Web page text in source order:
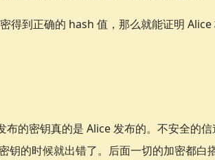
得到正确的 hash 值，那么就能证明 Alice
的密钥真的是 Alice 发布的。不安全的
的时候就出错了。后面一切的加密都白搭